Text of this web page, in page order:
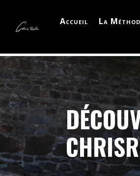
Accueil La